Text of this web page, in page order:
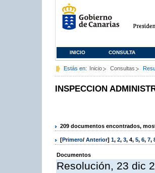
INICIO CONSULTA
Estás en: Inicio Consultas
INSPECCION
209 documentos encontrados,
[Primero/ Anterior] 1, 2, 3, 4, 5, 6, 7,
Documentos
Resolución, 23 dic